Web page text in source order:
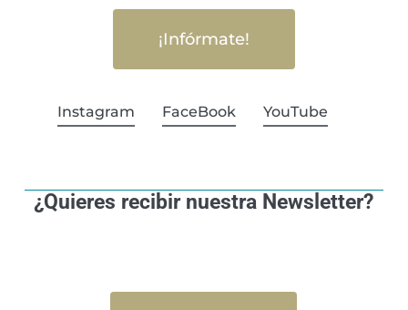
¡Infórmate!
Instagram FaceBook YouTube
¿Quieres recibir nuestra Newsletter?